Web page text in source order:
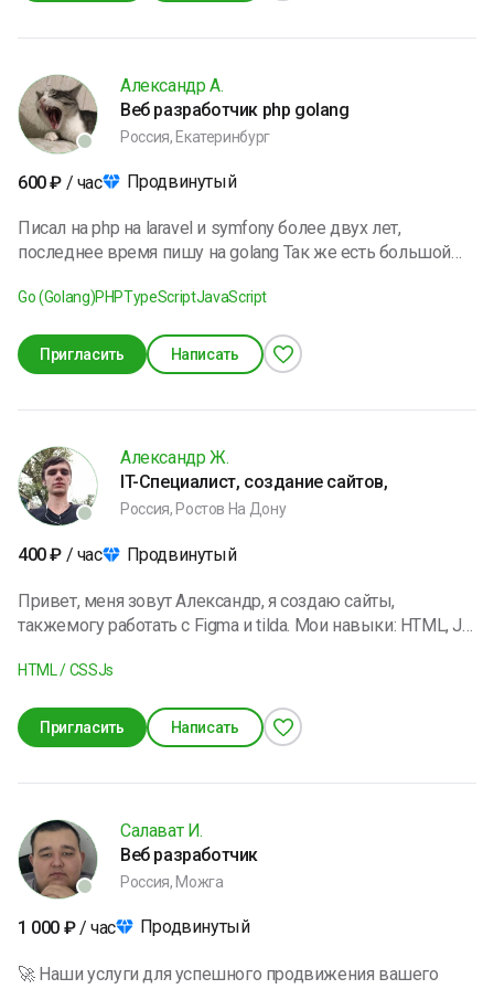
Александр А.
Веб разработчик php golang
Россия, Екатеринбург
600₽ / час Продвинутый
Писал на php на laravel и symfony более двух лет,
последнее время пишу на golang Так же есть большой
интересных заказов
Go (Golang)PHPTypeScriptJavaScript
Пригласить Написать
Александр Ж.
IT-Специалист, создание сайтов,
Россия, Ростов На Дону
400₽ / час Продвинутый
Привет, меня зовут Александр, я создаю сайты,
такжемогу работать с Figma и tilda. Мои навыки: HTML, JS,
семьёй. Веду здоровый образ жизни, увлекаюсь
готов поделиться своим опытом.
HTML / CSSJs
Пригласить Написать
Салават И.
Веб разработчик
Россия, Можга
1 000 ₽/ час Продвинутый
🚀 Наши услуги для успешного продвижения вашего